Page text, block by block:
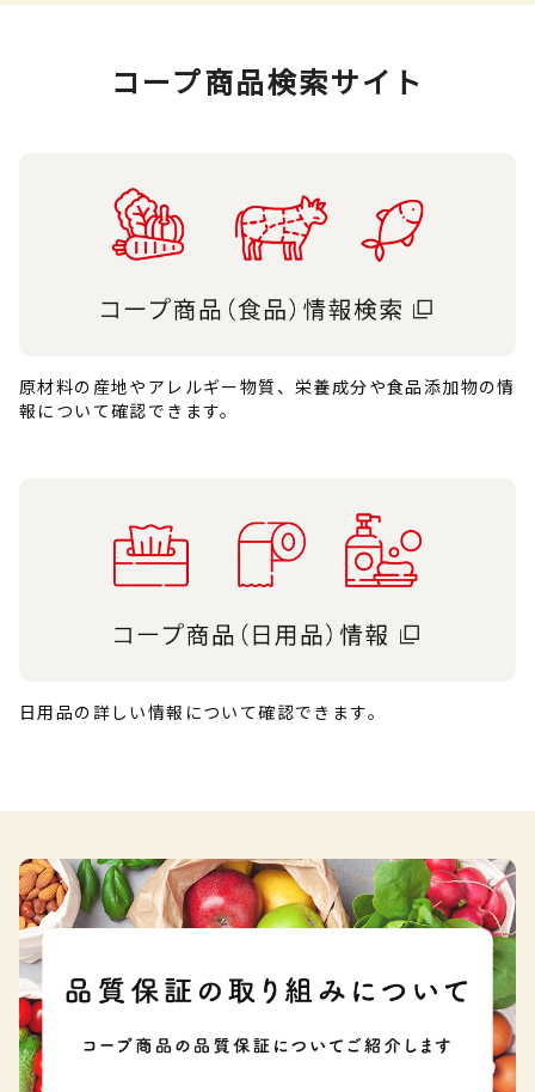
コープ商品検索サイト
原材料の産地やアレルギー物質、栄養成分や食品添加物の情
報について確認できます。
日用品の詳しい情報について確認できます。